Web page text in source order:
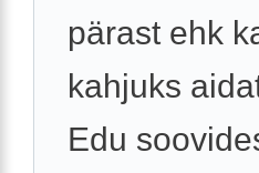
pärast ehk
kahjuks
Edu